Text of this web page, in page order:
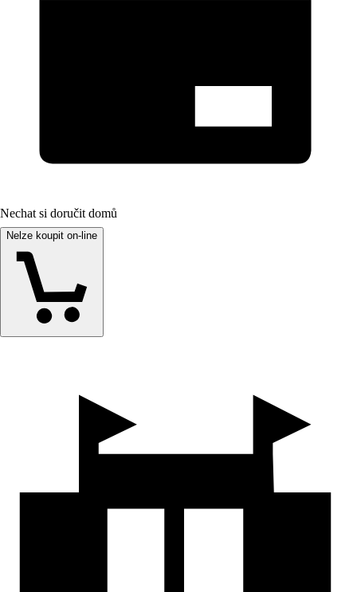
Nechat si doručit domů
Nelze koupit on-line